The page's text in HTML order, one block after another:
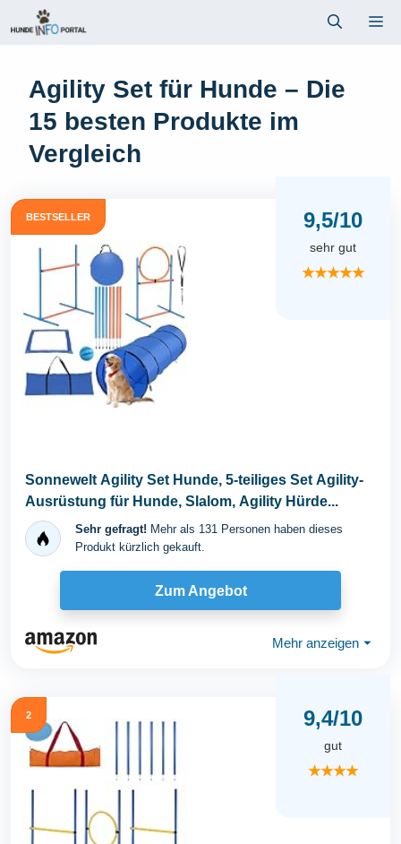
Inhalt
Agility Set für Hunde – Die
15 besten Produkte im
Vergleich
BESTSELLER 9,5/10
sehr gut
★★★★★
Sonnewelt Agility Set Hunde, 5-teiliges Set Agility-
Ausrüstung für Hunde, Slalom, Agility Hürde...
Sehr gefragt! Mehr als 131 Personen haben dieses
Produkt kürzlich gekauft.
Zum Angebot
Mehr anzeigen ⏷
2 9,4/10
gut
★★★★